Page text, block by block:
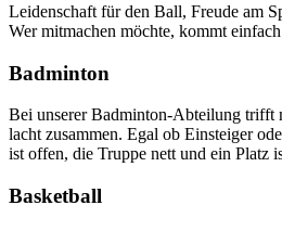
Leidenschaft für den Ball, Freude am
Wer mitmachen möchte, kommt
Badminton
Bei unserer Badminton-Abteilung trifft
lacht zusammen. Egal ob Einsteiger
ist offen, die Truppe nett und ein Platz
Basketball